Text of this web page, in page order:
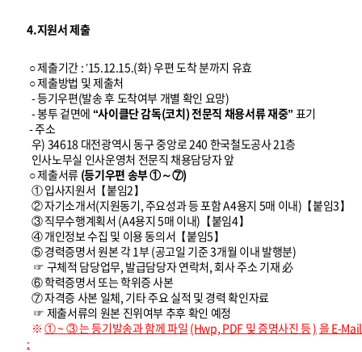
4.지원서 제출
○ 제출기간 : ’15.12.15.(화) 우편 도착 분까지 유효
○ 제출방법 및 제출처
- 등기우편(발송 후 도착여부 개별 확인 요망)
- 봉투 겉면에 “사이클단 감독(코치) 전문직 채용서류 재중” 표기
- 주소
우) 34618 대전광역시 동구 중앙로 240 한국철도공사 21층
인사노무실 인사운영처 전문직 채용담당자 앞
○ 제출서류 (등기우편 송부 ①～⑦)
① 입사지원서【붙임2】
② 자기소개서(지원동기, 주요성과 등 포함 A4용지 5매 이내)【붙임3】
③ 직무수행계획서 (A4용지 5매 이내)【붙임4】
④ 개인정보 수집 및 이용 동의서【붙임5】
⑤ 경력증명서 원본 각 1부 (공고일 기준 3개월 이내 발행분)
☞ 구체적 담당업무, 발급담당자 연락처, 회사 주소 기재 必
⑥ 학력증명서 또는 학위증 사본
⑦ 자격증 사본 일체, 기타 주요 실적 및 경력 확인자료
☞ 제출서류의 원본 진위여부 추후 확인 예정
※①~ ③는 등기발송과 함께 파일 (Hwp, PDF 및 증명사진 등) 을 E-Mail
: